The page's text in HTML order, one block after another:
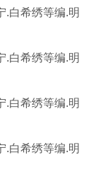
白希绣等编.明
白希绣等编.明
白希绣等编.明
白希绣等编.明